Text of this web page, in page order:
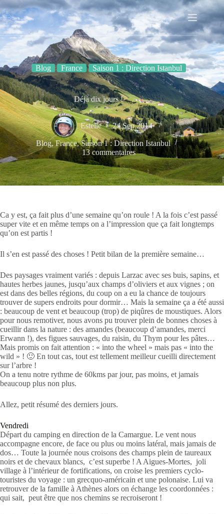
Passer
au
contenu
Blog France Saison 1 : Direction Istanbul
Déjà dix jours !
Estelle 24 Sep 2014
Blog,France,Saison 1 : Direction Istanbul
13 commentaires
Ca y est, ça fait plus d’une semaine qu’on roule ! A la fois c’est passé
super vite et en même temps on a l’impression que ça fait longtemps
qu’on est partis !
Il s’en est passé des choses ! Petit bilan de la première semaine…
Des paysages vraiment variés : depuis Larzac avec ses buis, sapins, et
hautes herbes jaunes, jusqu’aux champs d’oliviers et aux vignes ; on
est dans des belles régions, du coup on a eu la chance de toujours
trouver de supers endroits pour dormir… Mais la semaine ça a été aussi
: beaucoup de vent et beaucoup (trop) de piqûres de moustiques. Alors
pour nous remotiver, nous avons pu trouver plein de bonnes choses à
cueillir dans la nature : des amandes (beaucoup d’amandes, merci
Erwann !), des figues sauvages, du raisin, du Thym pour les pâtes…
Mais promis on fait attention : « into the wheel » mais pas « into the
wild » ! 🙂 En tout cas, tout est tellement meilleur cueilli directement
sur l’arbre !
On a tenu notre rythme de 60kms par jour, pas moins, et jamais
beaucoup plus non plus.
Allez, petit résumé des derniers jours.
Vendredi
Départ du camping en direction de la Camargue. Le vent nous
accompagne encore, de face ou plus ou moins latéral, mais jamais de
dos… Toute la journée nous croisons des champs plein de taureaux
noirs et de chevaux blancs, c’est superbe ! A Aigues-Mortes, joli
village à l’intérieur de fortifications, on croise les premiers cyclo-
touristes du voyage : un grecquo-américain et une polonaise. Lui va
retrouver de la famille à Athènes alors on échange les coordonnées :
qui sait, peut être que nos chemins se recroiseront !